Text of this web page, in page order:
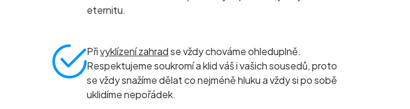
eternitu.
Přivyklízení zahradse vždy chováme ohleduplně.
Respektujeme soukromí a klid váš i vašich sousedů, proto
se vždy snažíme dělat co nejméně hluku a vždy si po sobě
uklidíme nepořádek.